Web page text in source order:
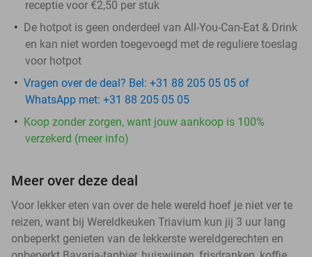
receptie voor €2,50 per stuk
De hotpot is geen onderdeel van All-You-Can-Eat & Drink
en kan niet worden toegevoegd met de reguliere toeslag
voor hotpot
Vragen over de deal? Bel: +31 88 205 05 05 of
WhatsApp met: +31 88 205 05 05
Koop zonder zorgen, want jouw aankoop is 100%
verzekerd (meer info)
Meer over deze deal
Voor lekker eten van over de hele wereld hoef je niet ver te
reizen, want bij Wereldkeuken Triavium kun jij 3 uur lang
onbeperkt genieten van de lekkerste wereldgerechten en